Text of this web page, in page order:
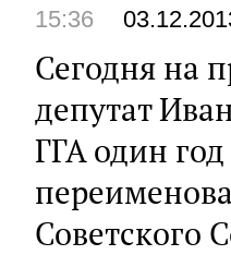
15:36
Сегодня на
депутат
ГГА один
Советского